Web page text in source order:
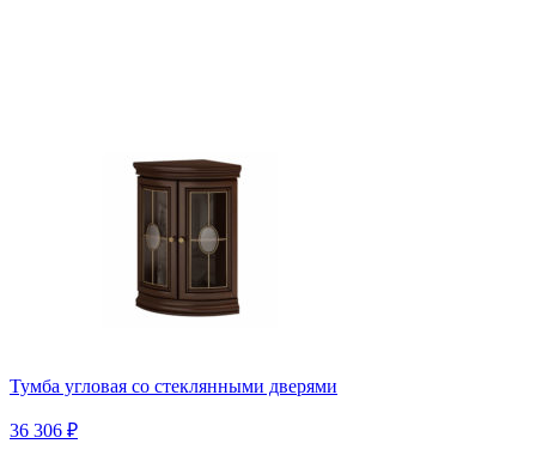
Тумба угловая со стеклянными дверями
36 306 ₽